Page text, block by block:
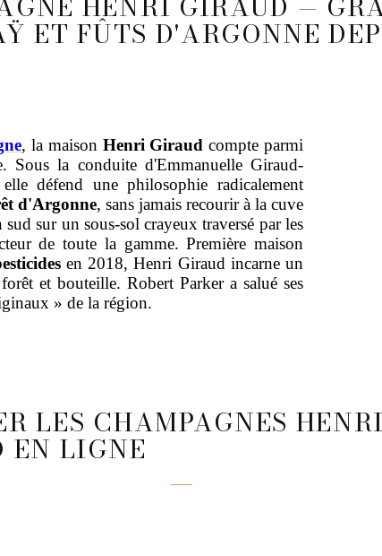
ET FÛTS D'ARGONNE
, la maison Henri Giraud compte parmi
Sous la conduite d'Emmanuelle Giraud-
défend une philosophie radicalement
d'Argonne, sans jamais recourir à la cuve
sur un sous-sol crayeux traversé par les
de toute la gamme. Première maison
en 2018, Henri Giraud incarne un
et bouteille. Robert Parker a salué ses
» de la région.
LES CHAMPAGNES
EN LIGNE